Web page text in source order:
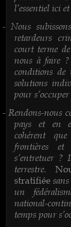
l’essentiel ici
- Nous
retardeurs
court terme
nous à faire
conditions de
solutions
pour
- Rendons-nous
pays et en
cohérent
frontières
s’entretuer ?
terrestre.
stratifiée
un
national-
temps pour